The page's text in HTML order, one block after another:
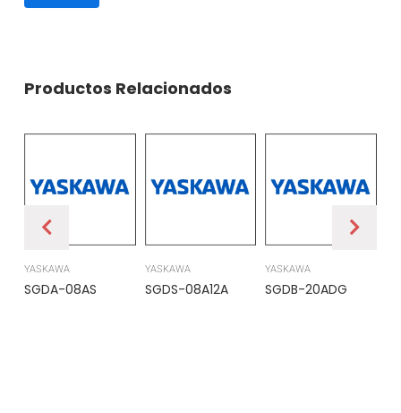
Productos Relacionados
YASKAWA
SGDA-08AS
YASKAWA
SGDS-08A12A
YASKAWA
SGDB-20ADG